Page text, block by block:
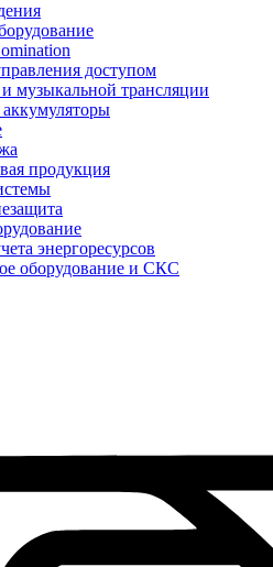
доступом
музыкальной трансляции
продукция
энергоресурсов
оборудование и СКС